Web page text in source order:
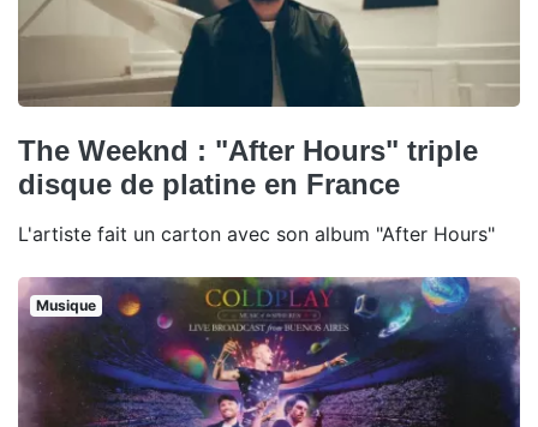
The Weeknd : "After Hours" triple
disque de platine en France
L'artiste fait un carton avec son album "After Hours"
Musique